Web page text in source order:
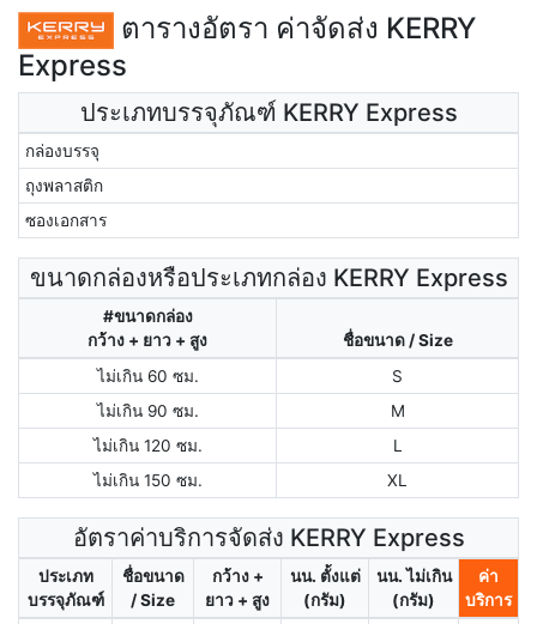
ตารางอัตรา ค่าจัดส่ง KERRY
Express
ประเภทบรรจุภัณฑ์ KERRY Express
กล่องบรรจุ
ถุงพลาสติก
ซองเอกสาร
ขนาดกล่องหรือประเภทกล่อง KERRY Express
#ขนาดกล่อง
กว้าง + ยาว + สูง
ชื่อขนาด / Size
ไม่เกิน 60 ซม.
S
ไม่เกิน 90 ซม.
M
ไม่เกิน 120 ซม.
L
ไม่เกิน 150 ซม.
XL
อัตราค่าบริการจัดส่ง KERRY Express
ประเภท
บรรจุภัณฑ์
ชื่อขนาด
/ Size
กว้าง +
ยาว + สูง
นน. ตั้งแต่
(กรัม)
นน. ไม่เกิน
(กรัม)
ค่า
บริการ